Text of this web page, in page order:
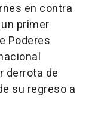
en contra
primer
Poderes
derrota de
su regreso a